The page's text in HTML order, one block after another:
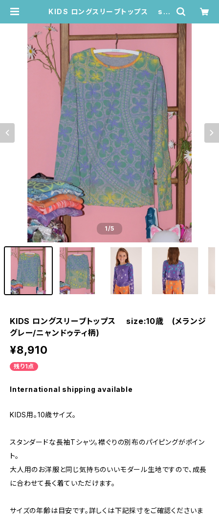
KIDS ロングスリーブトップス siz
1/5
KIDS ロングスリーブトップス size:10歳 (メランジ
グレー/ニャンドゥティ柄)
¥8,910
残り1点
International shipping available
KIDS用。10歳サイズ。
スタンダードな長袖Tシャツ。襟ぐりの別布のパイピングがポイン
ト。
大人用のお洋服と同じ気持ちのいいモダール生地ですので、成長
に合わせて長く着ていただけます。
サイズの年齢は目安です。詳しくは下記採寸をご確認くださいま